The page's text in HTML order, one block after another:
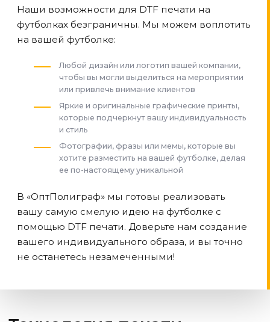
Наши возможности для DTF печати на
футболках безграничны. Мы можем воплотить
на вашей футболке:
Любой дизайн или логотип вашей компании,
чтобы вы могли выделиться на мероприятии
или привлечь внимание клиентов
Яркие и оригинальные графические принты,
которые подчеркнут вашу индивидуальность
и стиль
Фотографии, фразы или мемы, которые вы
хотите разместить на вашей футболке, делая
ее по-настоящему уникальной
В «ОптПолиграф» мы готовы реализовать
вашу самую смелую идею на футболке с
помощью DTF печати. Доверьте нам создание
вашего индивидуального образа, и вы точно
не останетесь незамеченными!